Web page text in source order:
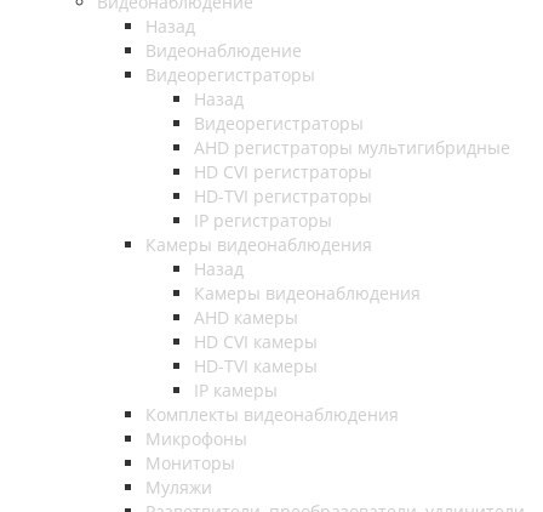
Назад
Видеонаблюдение
Видеорегистраторы
Назад
Видеорегистраторы
AHD регистраторы мультигибридные
HD CVI регистраторы
HD-TVI регистраторы
IP регистраторы
Камеры видеонаблюдения
Назад
Камеры видеонаблюдения
AHD камеры
HD CVI камеры
HD-TVI камеры
IP камеры
Комплекты видеонаблюдения
Микрофоны
Мониторы
Муляжи